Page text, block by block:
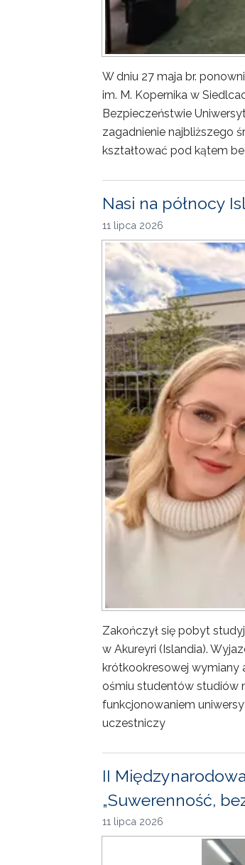
W dniu 27 maja br.
im. M. Kopernika w
Bezpieczeństwie
zagadnienie najbliższego
kształtować pod kątem
Nasi na północy
11 lipca 2026
Zakończył się pobyt
w Akureyri (Islandia).
krótkookresowej wymiany
ośmiu studentów studiów
funkcjonowaniem
uczestniczy
II
„Suwerenność,
11 lipca 2026